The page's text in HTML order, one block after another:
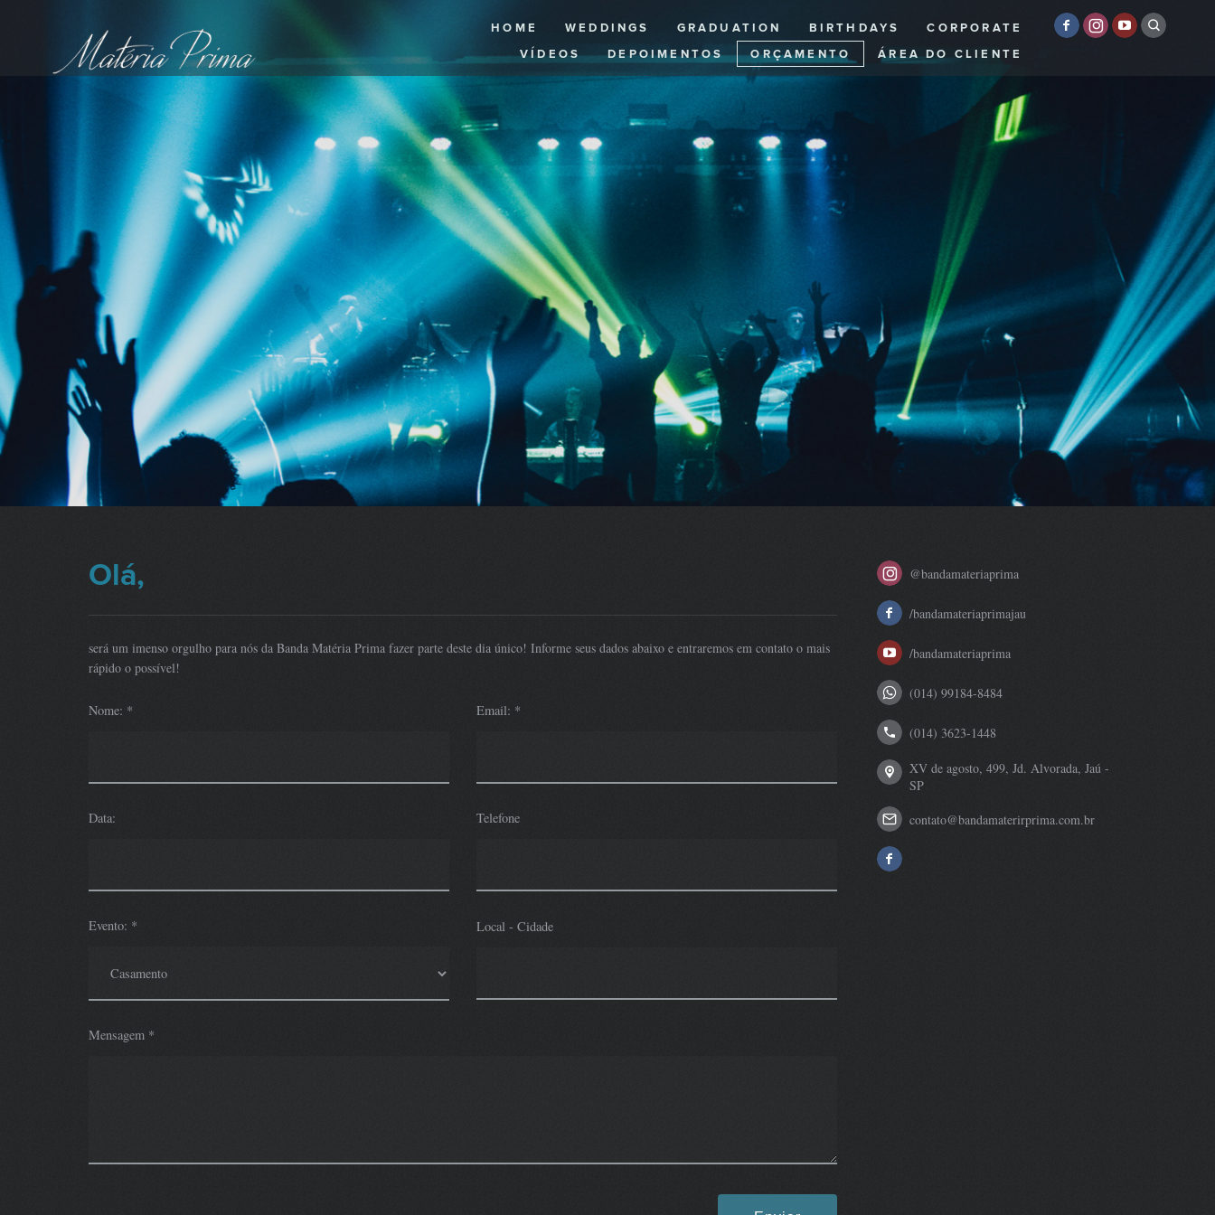
HOME WEDDINGS GRADUATION BIRTHDAYS
CORPORATE
VÍDEOS
DEPOIMENTOS ORÇAMENTO ÁREA DO CLIENTE
Olá,
será um imenso orgulho para nós da Banda Matéria Prima fazer parte deste dia único! Informe seus dados abaixo e entraremos em contato o mais
rápido o possível!
Nome: * Email: *
Data: Telefone
Evento: * Local - Cidade
Mensagem *
@bandamateriaprima
/bandamateriaprimajau
/bandamateriaprima
(014) 99184-8484
(014) 3623-1448
XV de agosto, 499, Jd. Alvorada, Jaú -
SP
contato@bandamaterirprima.com.br